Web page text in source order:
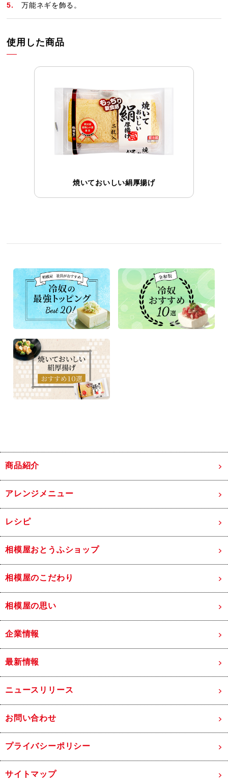
万能ネギを飾る。
使用した商品
焼いておいしい絹厚揚げ
商品紹介
アレンジメニュー
レシピ
相模屋おとうふショップ
相模屋のこだわり
相模屋の思い
企業情報
最新情報
ニュースリリース
お問い合わせ
プライバシーポリシー
サイトマップ